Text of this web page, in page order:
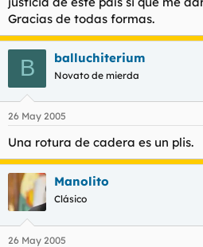
Gracias de todas formas.
B balluchiterium
Novato de mierda
26 May 2005
Una rotura de cadera es un plis.
Manolito
Clásico
26 May 2005